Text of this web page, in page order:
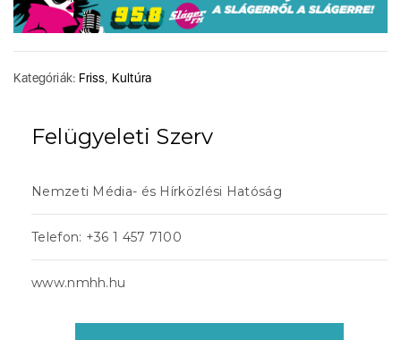
Kategóriák: Friss, Kultúra
Felügyeleti Szerv
Nemzeti Média- és Hírközlési Hatóság
Telefon: +36 1 457 7100
www.nmhh.hu